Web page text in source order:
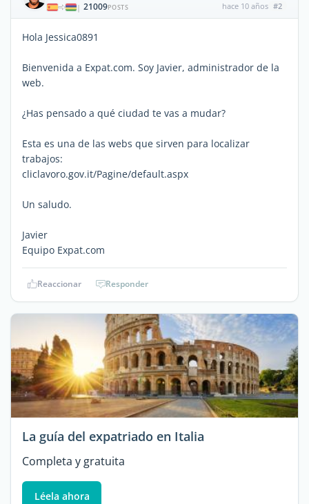
| 21009POSTS hace 10 años #2
Hola Jessica0891
Bienvenida a Expat.com. Soy Javier, administrador de la
web.
¿Has pensado a qué ciudad te vas a mudar?
Esta es una de las webs que sirven para localizar
trabajos:
cliclavoro.gov.it/Pagine/default.aspx
Un saludo.
Javier
Equipo Expat.com
Reaccionar Responder
La guía del expatriado en Italia
Completa y gratuita
Léela ahora